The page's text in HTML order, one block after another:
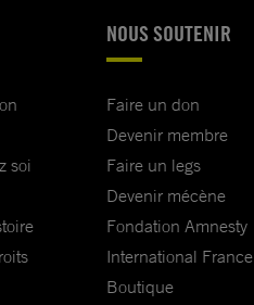
soi
NOUS SOUTENIR
Faire un don
Devenir membre
Faire un legs
Devenir mécène
Fondation Amnesty
International France
Boutique